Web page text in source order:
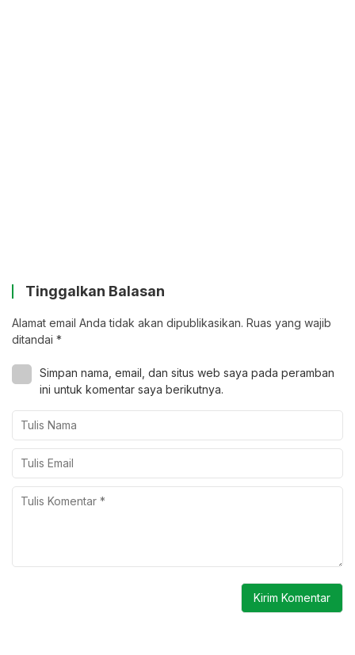
Tinggalkan Balasan
Alamat email Anda tidak akan dipublikasikan. Ruas yang wajib
ditandai *
Simpan nama, email, dan situs web saya pada peramban
ini untuk komentar saya berikutnya.